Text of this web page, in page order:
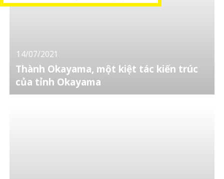
14/07/2021
Thành Okayama, một kiệt tác kiến trúc
của tỉnh Okayama